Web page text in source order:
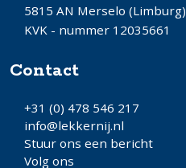
5815 AN Merselo (Limburg)
KVK - nummer 12035661
Contact
+31 (0) 478 546 217
info@lekkernij.nl
Stuur ons een bericht
Volg ons